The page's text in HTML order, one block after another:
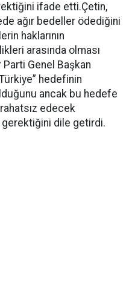
ifade etti.Çetin,
ağır bedeller ödediğini
haklarının
arasında olması
Genel Başkan
hedefinin
ancak bu hedefe
rahatsız edecek
gerektiğini dile getirdi.